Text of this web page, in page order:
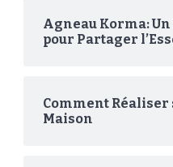
Agneau Korma:
pour Partager
Comment Réaliser
Maison